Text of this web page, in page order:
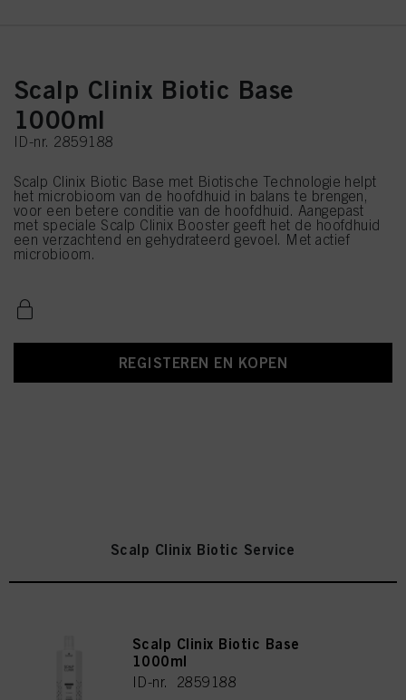
Scalp Clinix Biotic Base
1000ml
ID-nr. 2859188
Scalp Clinix Biotic Base met Biotische Technologie helpt
het microbioom van de hoofdhuid in balans te brengen,
voor een betere conditie van de hoofdhuid. Aangepast
met speciale Scalp Clinix Booster geeft het de hoofdhuid
een verzachtend en gehydrateerd gevoel. Met actief
microbioom.
REGISTEREN EN KOPEN
Scalp Clinix Biotic Service
Scalp Clinix Biotic Base
1000ml
ID-nr. 2859188